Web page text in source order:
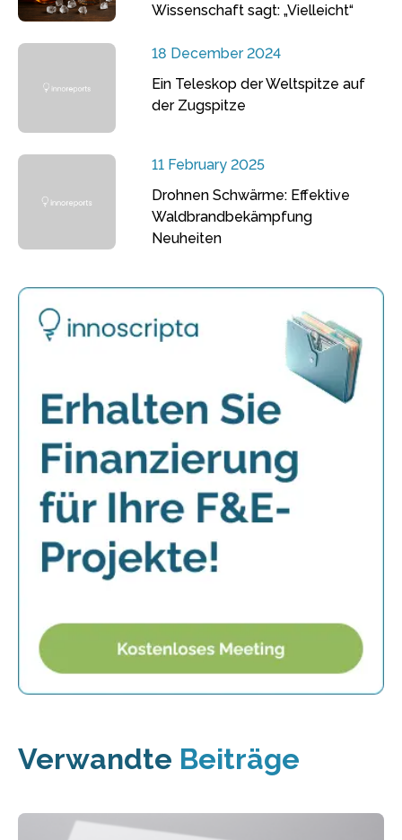
Wissenschaft sagt: „Vielleicht“
18 December 2024
Ein Teleskop der Weltspitze auf
der Zugspitze
11 February 2025
Drohnen Schwärme: Effektive
Waldbrandbekämpfung
Neuheiten
Verwandte Beiträge